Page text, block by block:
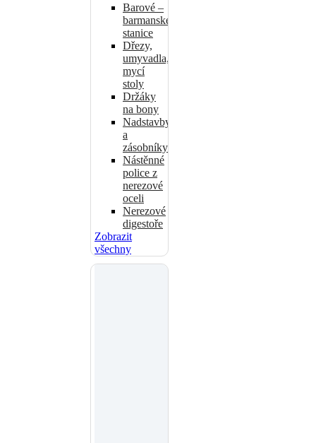
Barové –
barmanské
stanice
Dřezy,
umyvadla,
mycí
stoly
Držáky
na bony
Nadstavby
a
zásobníky
Nástěnné
police z
nerezové
oceli
Nerezové
digestoře
Zobrazit
všechny